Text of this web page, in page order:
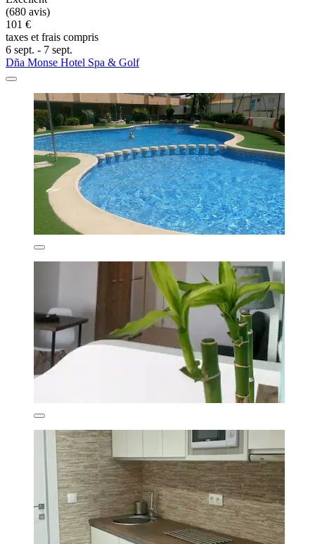
(680 avis)
101 €
taxes et frais compris
6 sept. - 7 sept.
Dña Monse Hotel Spa & Golf